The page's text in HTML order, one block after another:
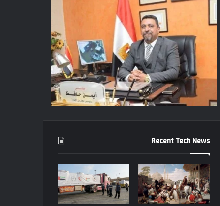
Recent Tech News